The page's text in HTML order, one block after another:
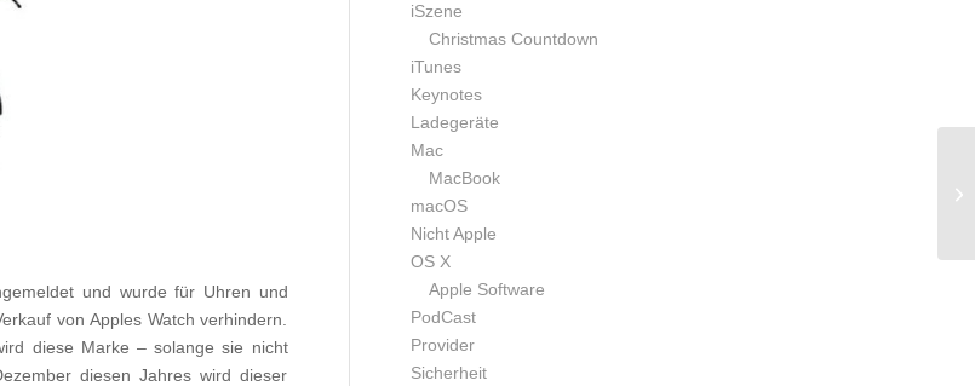
und wurde für Uhren und
von Apples Watch verhindern.
diese Marke – solange sie nicht
diesen Jahres wird dieser
iSzene
Christmas Countdown
iTunes
Keynotes
Ladegeräte
Mac
MacBook
macOS
Nicht Apple
OS X
Apple Software
PodCast
Provider
Sicherheit